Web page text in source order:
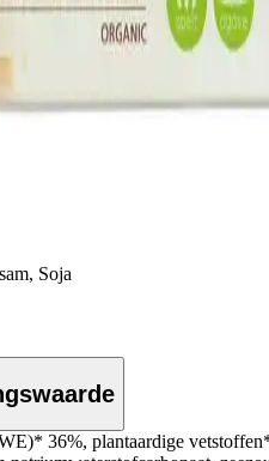
Soja
36%, plantaardige